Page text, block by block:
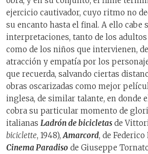
ejercicio cautivador, cuyo ritmo no
su encanto hasta el final. A ello cabe
interpretaciones, tanto de los
como de los niños que intervienen,
atracción y empatía por los
que recuerda, salvando ciertas
obras oscarizadas como mejor
inglesa, de similar talante, en donde
cobra su particular momento de
italianas Ladrón de bicicletas de
biciclette, 1948), Amarcord, de Federico
Cinema Paradiso de Giuseppe